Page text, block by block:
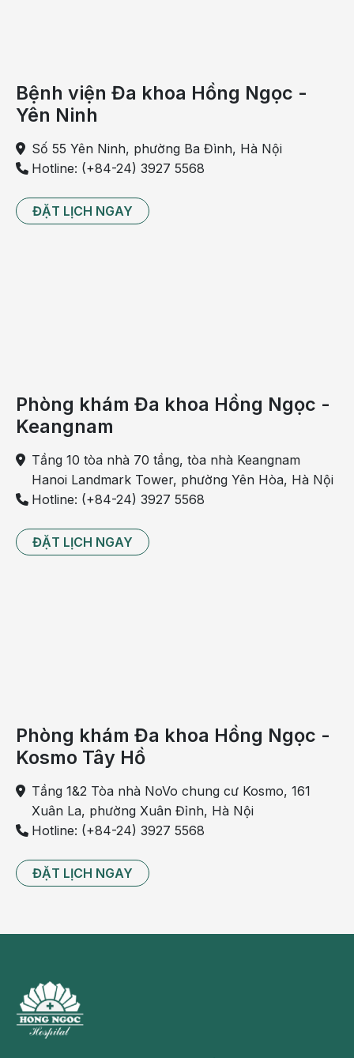
Sau ca mổ, các bác sĩ Bệnh viện Hồng Ngọc tiếp tục
theo dõi định kỳ và sẽ tư vấn phương hướng điều trị
bổ trợ tiếp theo trong trường hợp kết quả giải phẫu
hạch và khối u tiên lượng xấu. Trước đó, kết quả
PET/CT của bệnh nhân tương đối khả quan, chưa
thấy dấu hiệu di căn của tế bào ung thư.
Ung thư biểu mô tuyến giáp: bệnh phổ
biến, điều trị triệt để nhờ phát hiện sớm
Tuyến giáp là tuyến nội tiết có hình cánh bướm nằm
ở vùng cổ phía trước có nhiệm vụ tiết ra hoóc-môn
giúp cơ thể sử dụng năng lượng, giữ ấm, làm cho
não, tim, các cơ và nhiều cơ quan khác làm việc
trong trạng thái ổn định.
Ung thư tuyến giáp có thể điều trị thành công bằng
phẫu thuật và bổ trợ với I-131 giúp tiêu diệt những tế
bào ung thư còn sót lại, duy trì bệnh ổn định, kéo dài
Bệnh viện Đa khoa Hồng Ngọc -
Yên Ninh
Số 55 Yên Ninh, phường Ba Đình, Hà Nội
Hotline: (+84-24) 3927 5568
ĐẶT LỊCH NGAY
Phòng khám Đa khoa Hồng Ngọc -
Keangnam
Tầng 10 tòa nhà 70 tầng, tòa nhà Keangnam
Hanoi Landmark Tower, phường Yên Hòa, Hà Nội
Hotline: (+84-24) 3927 5568
ĐẶT LỊCH NGAY
Phòng khám Đa khoa Hồng Ngọc -
Kosmo Tây Hồ
Tầng 1&2 Tòa nhà NoVo chung cư Kosmo, 161
Xuân La, phường Xuân Đỉnh, Hà Nội
Hotline: (+84-24) 3927 5568
ĐẶT LỊCH NGAY